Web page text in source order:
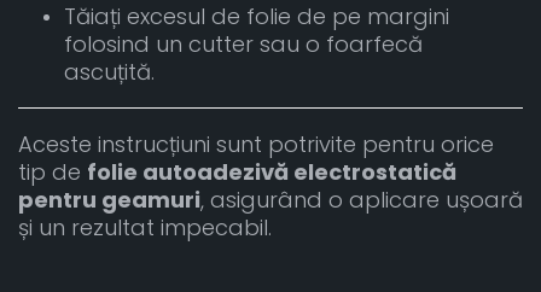
Tăiați excesul de folie de pe margini
folosind un cutter sau o foarfecă
ascuțită.
Aceste instrucțiuni sunt potrivite pentru orice
tip de folie autoadezivă electrostatică
pentru geamuri, asigurând o aplicare ușoară
și un rezultat impecabil.